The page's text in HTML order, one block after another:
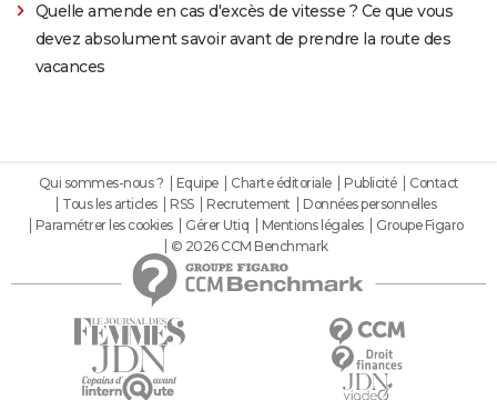
Quelle amende en cas d'excès de vitesse ? Ce que vous
devez absolument savoir avant de prendre la route des
vacances
Qui sommes-nous ? Equipe Charte éditoriale Publicité
Contact
Tous les articles
RSS Recrutement
Données personnelles
Paramétrer les cookies
Gérer Utiq Mentions légales
Groupe Figaro
© 2026 CCM Benchmark